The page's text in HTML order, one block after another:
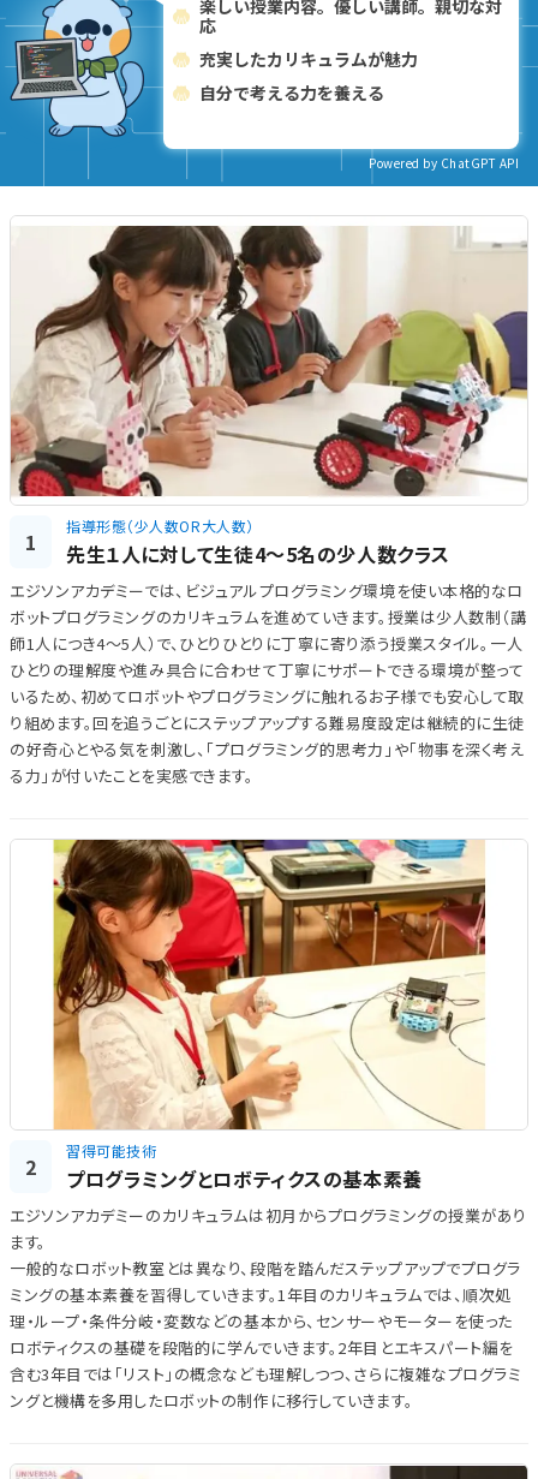
楽しい授業内容。優しい講師。親切な対
応
充実したカリキュラムが魅力
自分で考える力を養える
Powered by ChatGPT API
1
指導形態（少人数OR大人数）
先生１人に対して生徒4～5名の少人数クラス
エジソンアカデミーでは、ビジュアルプログラミング環境を使い本格的なロ
ボットプログラミングのカリキュラムを進めていきます。授業は少人数制（講
師1人につき4～5人）で、ひとりひとりに丁寧に寄り添う授業スタイル。一人
ひとりの理解度や進み具合に合わせて丁寧にサポートできる環境が整って
いるため、初めてロボットやプログラミングに触れるお子様でも安心して取
り組めます。回を追うごとにステップアップする難易度設定は継続的に生徒
の好奇心とやる気を刺激し、「プログラミング的思考力」や「物事を深く考え
る力」が付いたことを実感できます。
2
習得可能技術
プログラミングとロボティクスの基本素養
エジソンアカデミーのカリキュラムは初月からプログラミングの授業があり
ます。
一般的なロボット教室とは異なり、段階を踏んだステップアップでプログラ
ミングの基本素養を習得していきます。1年目のカリキュラムでは、順次処
理・ループ・条件分岐・変数などの基本から、センサーやモーターを使った
ロボティクスの基礎を段階的に学んでいきます。2年目とエキスパート編を
含む3年目では「リスト」の概念なども理解しつつ、さらに複雑なプログラミ
ングと機構を多用したロボットの制作に移行していきます。